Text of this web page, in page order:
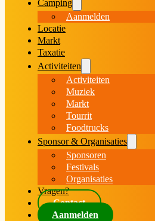
Camping
Aanmelden
Locatie
Markt
Taxatie
Activiteiten
Activiteiten
Muziek
Markt
Tourrit
Foodtrucks
Sponsor & Organisaties
Sponsoren
Festivals
Organisaties
Vragen?
Contact
Aanmelden